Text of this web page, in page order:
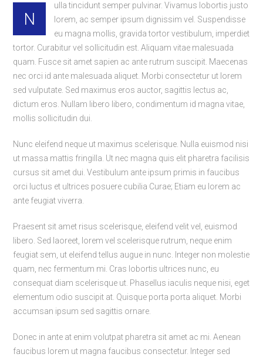
N
ulla tincidunt semper pulvinar. Vivamus lobortis justo
lorem, ac semper ipsum dignissim vel. Suspendisse
eu magna mollis, gravida tortor vestibulum, imperdiet
tortor. Curabitur vel sollicitudin est. Aliquam vitae malesuada
quam. Fusce sit amet sapien ac ante rutrum suscipit. Maecenas
nec orci id ante malesuada aliquet. Morbi consectetur ut lorem
sed vulputate. Sed maximus eros auctor, sagittis lectus ac,
dictum eros. Nullam libero libero, condimentum id magna vitae,
mollis sollicitudin dui.
Nunc eleifend neque ut maximus scelerisque. Nulla euismod nisi
ut massa mattis fringilla. Ut nec magna quis elit pharetra facilisis
cursus sit amet dui. Vestibulum ante ipsum primis in faucibus
orci luctus et ultrices posuere cubilia Curae; Etiam eu lorem ac
ante feugiat viverra.
Praesent sit amet risus scelerisque, eleifend velit vel, euismod
libero. Sed laoreet, lorem vel scelerisque rutrum, neque enim
feugiat sem, ut eleifend tellus augue in nunc. Integer non molestie
quam, nec fermentum mi. Cras lobortis ultrices nunc, eu
consequat diam scelerisque ut. Phasellus iaculis neque nisi, eget
elementum odio suscipit at. Quisque porta porta aliquet. Morbi
accumsan ipsum sed sagittis ornare.
Donec in ante at enim volutpat pharetra sit amet ac mi. Aenean
faucibus lorem ut magna faucibus consectetur. Integer sed